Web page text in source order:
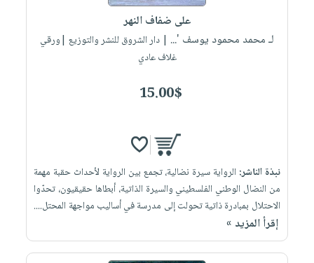
على ضفاف النهر
لـ محمد محمود يوسف '... | دار الشروق للنشر والتوزيع |ورقي
غلاف عادي
15.00$
نبذة الناشر: الرواية سيرة نضالية، تجمع بين الرواية لأحداث حقبة مهمة
من النضال الوطني الفلسطيني والسيرة الذاتية، أبطاها حقيقيون، تحدّوا
الاحتلال بمبادرة ذاتية تحولت إلى مدرسة في أساليب مواجهة المحتل....
إقرأ المزيد »